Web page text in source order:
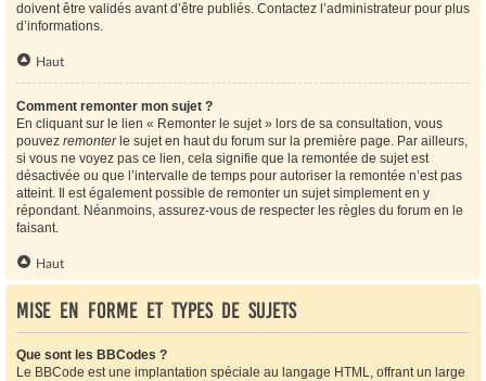
doivent être validés avant d’être publiés. Contactez l’administrateur pour plus
d’informations.
Haut
Comment remonter mon sujet ?
En cliquant sur le lien « Remonter le sujet » lors de sa consultation, vous
pouvez remonterle sujet en haut du forum sur la première page. Par ailleurs,
si vous ne voyez pas ce lien, cela signifie que la remontée de sujet est
désactivée ou que l’intervalle de temps pour autoriser la remontée n’est pas
atteint. Il est également possible de remonter un sujet simplement en y
répondant. Néanmoins, assurez-vous de respecter les règles du forum en le
faisant.
Haut
Mise en forme et types de sujets
Que sont les BBCodes ?
Le BBCode est une implantation spéciale au langage HTML, offrant un large